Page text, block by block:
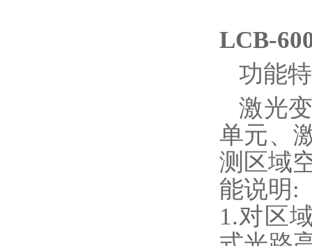
LCB-
功能
激光
单元、
测区域
能说明:
1.对区